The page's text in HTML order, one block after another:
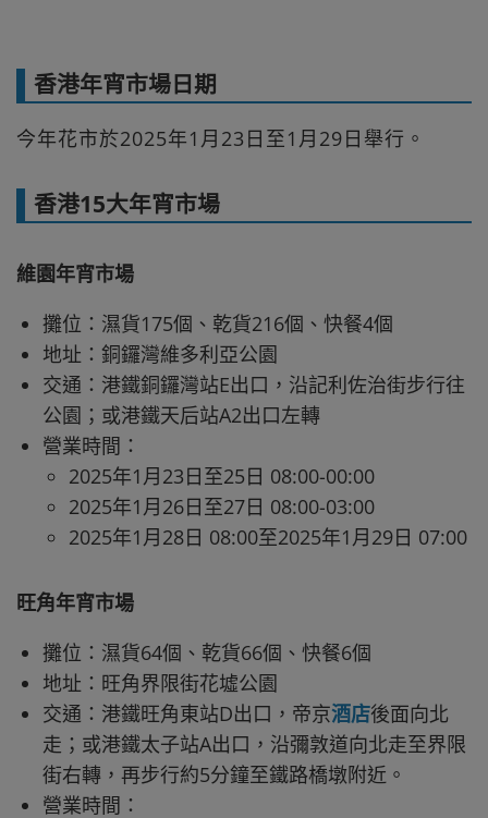
香港年宵市場日期
今年花市於2025年1月23日至1月29日舉行。
香港15大年宵市場
維園年宵市場
攤位：濕貨175個、乾貨216個、快餐4個
地址：銅鑼灣維多利亞公園
交通：港鐵銅鑼灣站E出口，沿記利佐治街步行往
公園；或港鐵天后站A2出口左轉
營業時間：
2025年1月23日至25日 08:00-00:00
2025年1月26日至27日 08:00-03:00
2025年1月28日 08:00至2025年1月29日 07:00
旺角年宵市場
攤位：濕貨64個、乾貨66個、快餐6個
地址：旺角界限街花墟公園
交通：港鐵旺角東站D出口，帝京酒店後面向北
走；或港鐵太子站A出口，沿彌敦道向北走至界限
街右轉，再步行約5分鐘至鐵路橋墩附近。
營業時間：